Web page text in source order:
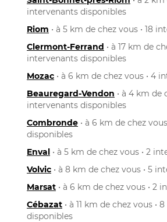
intervenants disponibles
Riom • à 5 km de chez vous • 18
Clermont-Ferrand • à 17 km de
intervenants disponibles
Mozac • à 6 km de chez vous • 4
Beauregard-Vendon • à 4 km de
intervenants disponibles
Combronde • à 6 km de chez
disponibles
Enval • à 5 km de chez vous • 2
Volvic • à 8 km de chez vous • 5
Marsat • à 6 km de chez vous • 2
Cébazat • à 11 km de chez vous •
disponibles